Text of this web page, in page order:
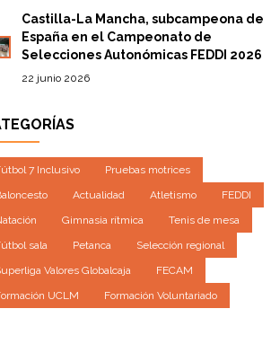
Castilla-La Mancha, subcampeona de
España en el Campeonato de
Selecciones Autonómicas FEDDI 2026
22 junio 2026
7 Inclusivo
Pruebas motrices
Actualidad Atletismo
FEDDI
Gimnasia rítmica
Tenis de mesa
sala
Petanca
Selección regional
Valores Globalcaja
FECAM
UCLM
Formación Voluntariado